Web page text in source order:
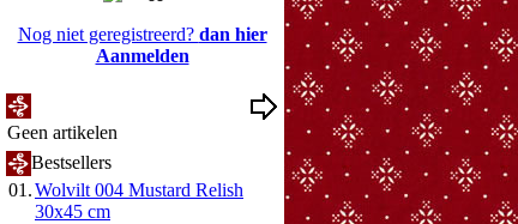
Nog niet geregistreerd? dan hier
Aanmelden
Geen artikelen
Bestsellers
01.Wolvilt 004 Mustard Relish
30x45 cm